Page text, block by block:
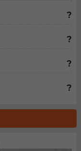
?
?
?
?